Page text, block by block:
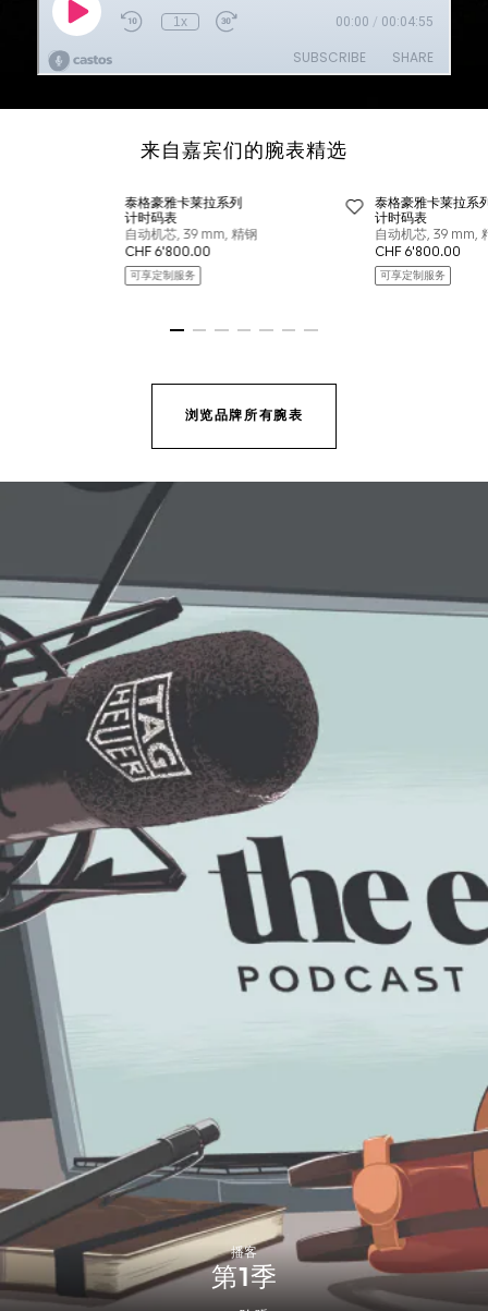
来自嘉宾们的腕表精选
浏览品牌所有腕表
播客
第1季